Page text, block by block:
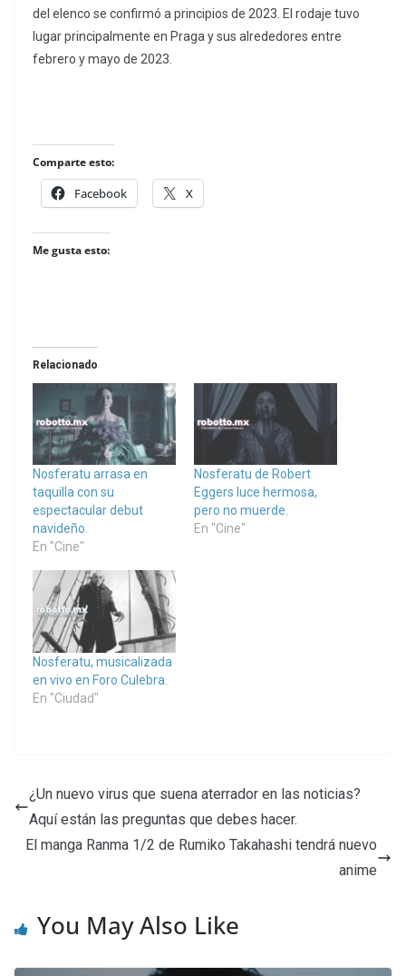
del elenco se confirmó a principios de 2023. El rodaje tuvo
lugar principalmente en Praga y sus alrededores entre
febrero y mayo de 2023.
Comparte esto:
Facebook X
Me gusta esto:
Relacionado
Nosferatu arrasa en
taquilla con su
espectacular debut
navideño.
En "Cine"
Nosferatu de Robert
Eggers luce hermosa,
pero no muerde.
En "Cine"
Nosferatu, musicalizada
en vivo en Foro Culebra.
En "Ciudad"
¿Un nuevo virus que suena aterrador en las noticias?
Aquí están las preguntas que debes hacer.
El manga Ranma 1/2 de Rumiko Takahashi tendrá nuevo
anime
You May Also Like